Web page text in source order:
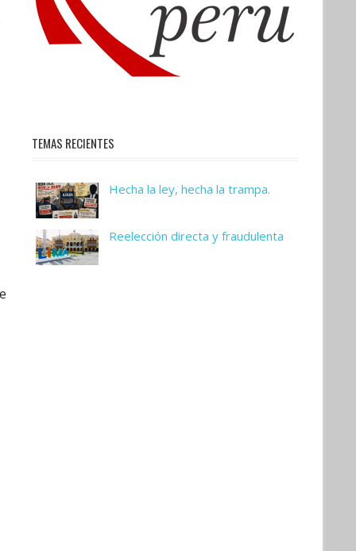
TEMAS RECIENTES
Hecha la ley, hecha la trampa.
Reelección directa y fraudulenta